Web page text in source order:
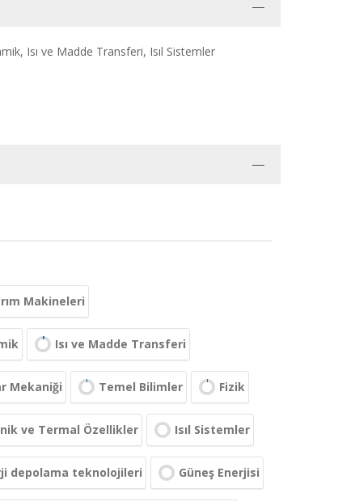
Isı ve Madde Transferi, Isıl Sistemler
Makineleri
Isı ve Madde Transferi
Mekaniği Temel Bilimler Fizik
ve Termal Özellikler Isıl Sistemler
depolama teknolojileri Güneş Enerjisi